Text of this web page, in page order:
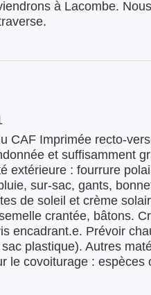
à Lacombe.
CAF Imprimée recto-
et suffisamment
extérieure : fourrure
sur-sac, gants,
de soleil et crème
crantée, bâtons.
encadrant.e. Prévoir
plastique). Autres
le covoiturage : espèces